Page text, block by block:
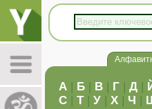
А | Б | В | Г | Д |
С | Т| У | Х | Ч |